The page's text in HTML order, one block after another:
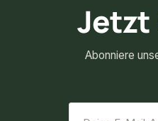
Jetzt
Abonniere